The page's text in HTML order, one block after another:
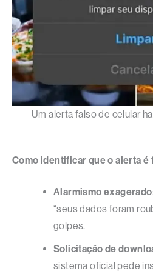
Um alerta falso de celular
Como identificar que o alerta é
Alarmismo exagerado
“seus dados foram
golpes.
Solicitação de
sistema oficial pede